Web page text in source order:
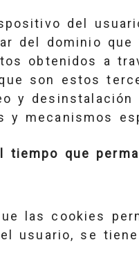
del
del dominio
obtenidos a
son estos
y
y mecanismos
que
las cookies
usuario, se